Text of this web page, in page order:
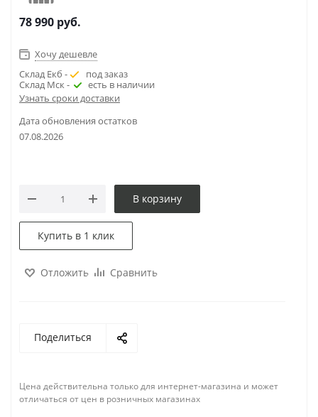
78 990 руб.
Хочу дешевле
Склад Екб -
под заказ
Склад Мск -
есть в наличии
Узнать сроки доставки
Дата обновления остатков
07.08.2026
В корзину
Купить в 1 клик
Отложить Сравнить
Поделиться
Цена действительна только для интернет-магазина и может
отличаться от цен в розничных магазинах